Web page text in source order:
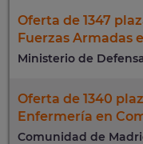
Oferta de 1347
Fuerzas Armadas
Ministerio de
Oferta de 1340
Enfermería en
Comunidad de